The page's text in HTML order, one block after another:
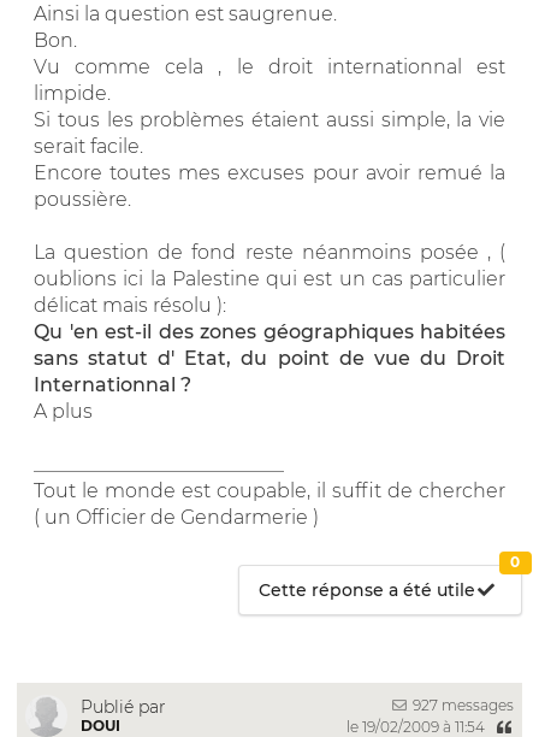
Ainsi la question est saugrenue.
Bon.
Vu comme cela , le droit internationnal est
limpide.
Si tous les problèmes étaient aussi simple, la vie
serait facile.
Encore toutes mes excuses pour avoir remué la
poussière.
La question de fond reste néanmoins posée , (
oublions ici la Palestine qui est un cas particulier
délicat mais résolu ):
Qu 'en est-il des zones géographiques habitées
sans statut d' Etat, du point de vue du Droit
Internationnal ?
A plus
Tout le monde est coupable, il suffit de chercher
( un Officier de Gendarmerie )
Cette réponse a été utile
0
Publié par
DOUI
927 messages
le 19/02/2009 à 11:54